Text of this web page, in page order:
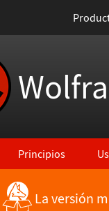
Principios
La versión